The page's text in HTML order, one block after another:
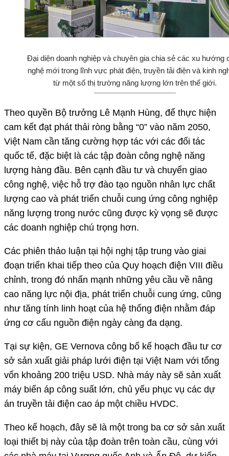
Đại diện doanh nghiệp và chuyên gia chia sẻ các xu hướng
nghệ mới trong lĩnh vực phát điện, truyền tải điện và kinh
từ một số thị trường năng lượng lớn trên thế giới.
Theo quyền Bộ trưởng Lê Mạnh Hùng, để thực hiện
cam kết đạt phát thải ròng bằng “0” vào năm 2050,
Việt Nam cần tăng cường hợp tác với các đối tác
quốc tế, đặc biệt là các tập đoàn công nghệ năng
lượng hàng đầu. Bên cạnh đầu tư và chuyển giao
công nghệ, việc hỗ trợ đào tạo nguồn nhân lực chất
lượng cao và phát triển chuỗi cung ứng công nghiệp
năng lượng trong nước cũng được kỳ vọng sẽ được
các doanh nghiệp chú trọng hơn.
Các phiên thảo luận tại hội nghị tập trung vào giai
đoạn triển khai tiếp theo của Quy hoạch điện VIII điều
chỉnh, trong đó nhấn mạnh những yêu cầu về nâng
cao năng lực nội địa, phát triển chuỗi cung ứng, cũng
như tăng tính linh hoạt của hệ thống điện nhằm đáp
ứng cơ cấu nguồn điện ngày càng đa dạng.
Tại sự kiện, GE Vernova công bố kế hoạch đầu tư cơ
sở sản xuất giải pháp lưới điện tại Việt Nam với tổng
vốn khoảng 200 triệu USD. Nhà máy này sẽ sản xuất
máy biến áp công suất lớn, chủ yếu phục vụ các dự
án truyền tải điện cao áp một chiều HVDC.
Theo kế hoạch, đây sẽ là một trong ba cơ sở sản xuất
loại thiết bị này của tập đoàn trên toàn cầu, cùng với